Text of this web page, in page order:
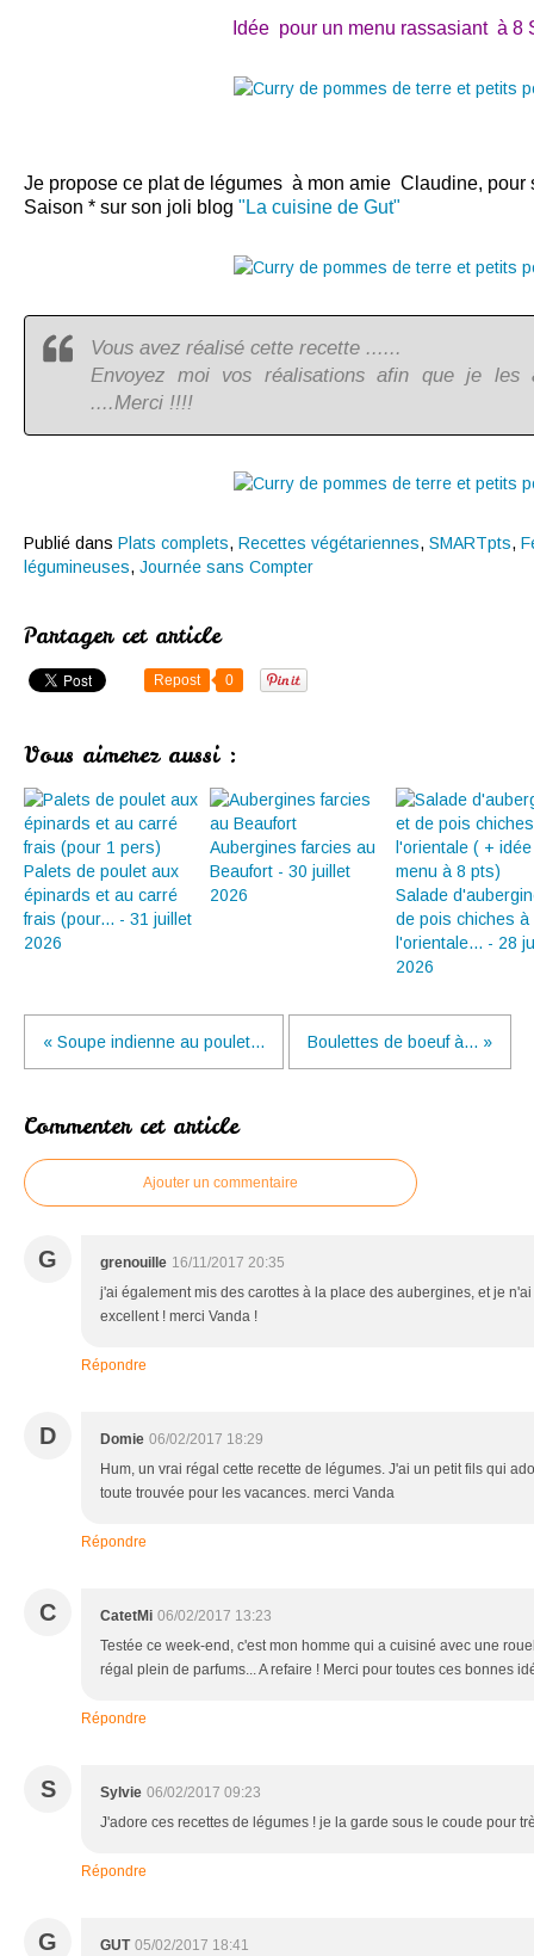
Idée pour un menu rassasiant à 8
Je propose ce plat de légumes à mon amie Claudine, pour
Saison * sur son joli blog "La cuisine de Gut"
Vous avez réalisé cette recette ......
Envoyez moi vos réalisations afin que je les
....Merci !!!!
Publié dans Plats complets, Recettes végétariennes, SMARTpts,
légumineuses, Journée sans Compter
Partager cet article
Repost 0
Vous aimerez aussi :
Palets de poulet aux
épinards et au carré
frais (pour... - 31 juillet
2026
Aubergines farcies au
Beaufort - 30 juillet
2026
Salade
de pois chiches à
l'orientale... - 28
2026
« Soupe indienne au poulet... Boulettes de boeuf à... »
Commenter cet article
Ajouter un commentaire
G grenouille 16/11/2017 20:35
j'ai également mis des carottes à la place des aubergines, et je
excellent ! merci Vanda !
Répondre
D Domie 06/02/2017 18:29
Hum, un vrai régal cette recette de légumes. J'ai un petit fils qui
toute trouvée pour les vacances. merci Vanda
Répondre
C CatetMi 06/02/2017 13:23
Testée ce week-end, c'est mon homme qui a cuisiné avec une
régal plein de parfums... A refaire ! Merci pour toutes ces bonnes
Répondre
S Sylvie 06/02/2017 09:23
J'adore ces recettes de légumes ! je la garde sous le coude pour
Répondre
G GUT 05/02/2017 18:41